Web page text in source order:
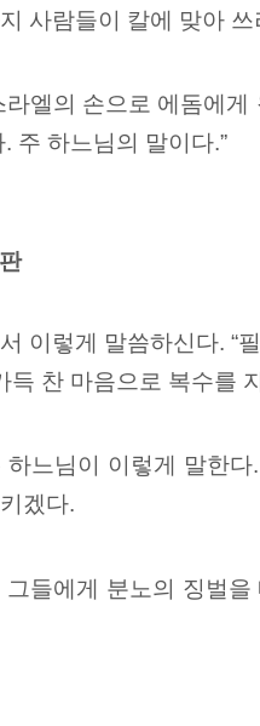
사람들이 칼에 맞아
라엘의 손으로 에돔에
주 하느님의 말이다.”
이렇게 말씀하신다. “
득 찬 마음으로 복수를
하느님이 이렇게 말한
겠다.
그들에게 분노의 징벌